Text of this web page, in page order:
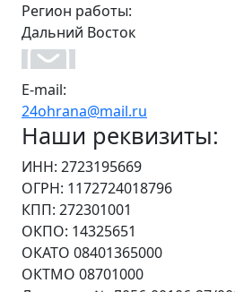
Регион работы:
Дальний Восток
E-mail:
24ohrana@mail.ru
Наши реквизиты:
ИНН: 2723195669
ОГРН: 1172724018796
КПП: 272301001
ОКПО: 14325651
ОКАТО 08401365000
ОКТМО 08701000